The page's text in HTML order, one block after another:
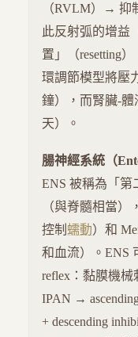
（RVLM）→ 抑
此反射弧的增益
置」（resetting
環調節模型將壓
鐘），而腎臟-
天）。
腸神經系統（
ENS 被稱為「第
（與脊髓相當）
控制 蠕動）和
和血流）。ENS
reflex：黏膜機
IPAN →
+ descending